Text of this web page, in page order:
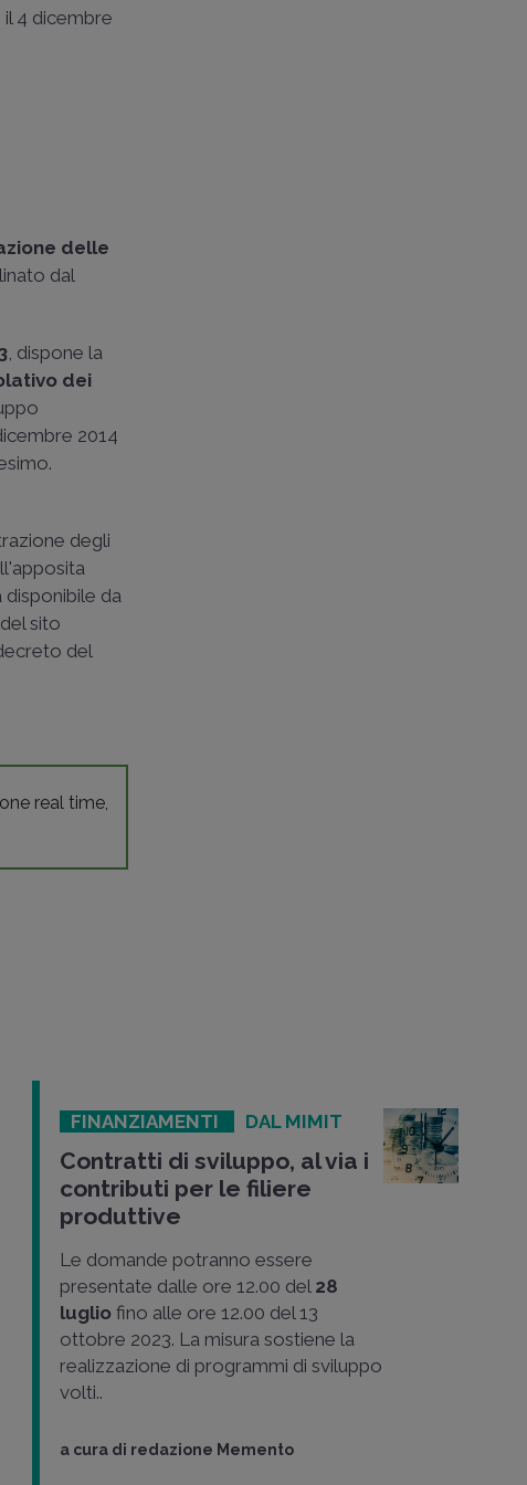
4 dicembre
delle
dal
, dispone la
dei
2014
degli
disponibile da
sito
del
real time,
FINANZIAMENTI DAL MIMIT
Contratti di sviluppo, al via i
contributi per le filiere
produttive
Le domande potranno essere
presentate dalle ore 12.00 del 28
luglio fino alle ore 12.00 del 13
ottobre 2023. La misura sostiene la
realizzazione di programmi di sviluppo
volti..
a cura di redazione Memento